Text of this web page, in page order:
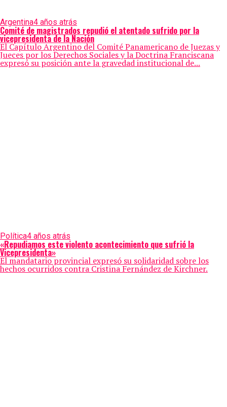
Argentina4 años atrás
Comité de magistrados repudió el atentado sufrido por la
vicepresidenta de la Nación
El Capítulo Argentino del Comité Panamericano de Juezas y
Jueces por los Derechos Sociales y la Doctrina Franciscana
expresó su posición ante la gravedad institucional de...
Política4 años atrás
«Repudiamos este violento acontecimiento que sufrió la
Vicepresidenta»
El mandatario provincial expresó su solidaridad sobre los
hechos ocurridos contra Cristina Fernández de Kirchner.